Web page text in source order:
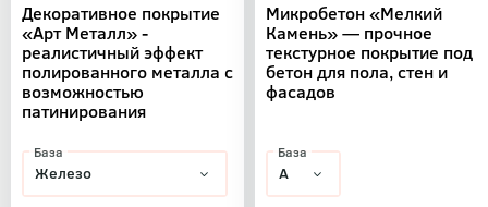
Декоративное покрытие
«Арт Металл» -
реалистичный эффект
полированного металла с
возможностью
патинирования
База
Микробетон «Мелкий
Камень» — прочное
текстурное покрытие под
бетон для пола, стен и
фасадов
База